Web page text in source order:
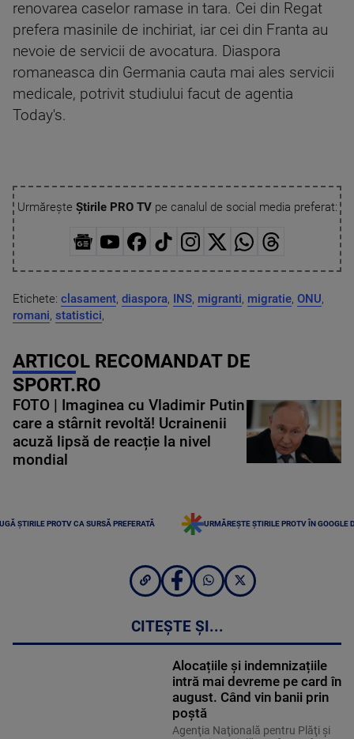
renovarea caselor ramase in tara. Cei din Regat
prefera masinile de inchiriat, iar cei din Franta au
nevoie de servicii de avocatura. Diaspora
romaneasca din Germania cauta mai ales servicii
medicale, potrivit studiului facut de agentia
Today's.
Urmărește Știrile PRO TVpe canalul de social media preferat:
Etichete: clasament, diaspora, INS, migranti, migratie, ONU,
romani, statistici,
ARTICOL RECOMANDAT DE
SPORT.RO
FOTO | Imaginea cu Vladimir Putin
care a stârnit revoltă! Ucrainenii
acuză lipsă de reacție la nivel
mondial
ȘTIRILE PROTV CA SURSĂ PREFERATĂ URMĂREȘTE ȘTIRILE PROTV ÎN GOOGLE
CITEȘTE ȘI...
Alocațiile și indemnizațiile
intră mai devreme pe card în
august. Când vin banii prin
poștă
Agenţia Naţională pentru Plăţi şi